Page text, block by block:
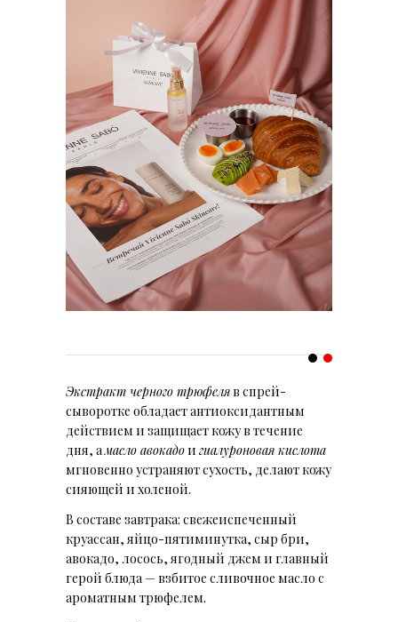
Экстракт черного трюфеляв спрей-
сыворотке обладает антиоксидантным
действием и защищает кожу в течение
дня, амасло авокадои гиалуроновая кислота
мгновенно устраняют сухость, делают кожу
сияющей и холеной.
В составе завтрака: свежеиспеченный
круассан, яйцо-пятиминутка, сыр бри,
авокадо, лосось, ягодный джем и главный
герой блюда — взбитое сливочное масло с
ароматным трюфелем.